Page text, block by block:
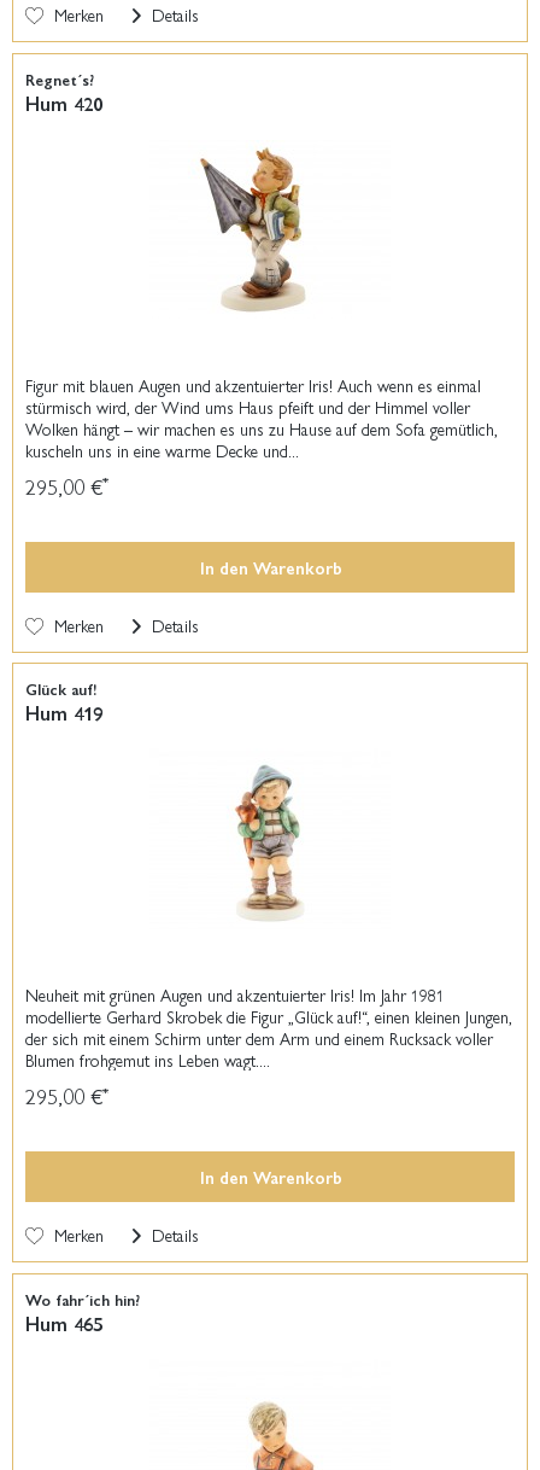
Merken Details
Regnet´s?
Hum 420
Figur mit blauen Augen und akzentuierter Iris! Auch wenn es einmal
stürmisch wird, der Wind ums Haus pfeift und der Himmel voller
Wolken hängt – wir machen es uns zu Hause auf dem Sofa gemütlich,
kuscheln uns in eine warme Decke und...
295,00 €*
In den Warenkorb
Merken Details
Glück auf!
Hum 419
Neuheit mit grünen Augen und akzentuierter Iris! Im Jahr 1981
modellierte Gerhard Skrobek die Figur „Glück auf!“, einen kleinen Jungen,
der sich mit einem Schirm unter dem Arm und einem Rucksack voller
Blumen frohgemut ins Leben wagt....
295,00 €*
In den Warenkorb
Merken Details
Wo fahr´ich hin?
Hum 465